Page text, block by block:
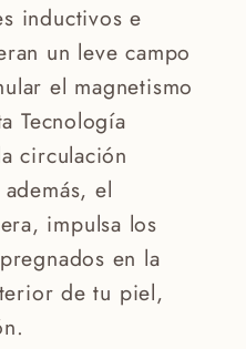
inductivos e
un leve campo
el magnetismo
Tecnología
circulación
el
impulsa los
en la
de tu piel,